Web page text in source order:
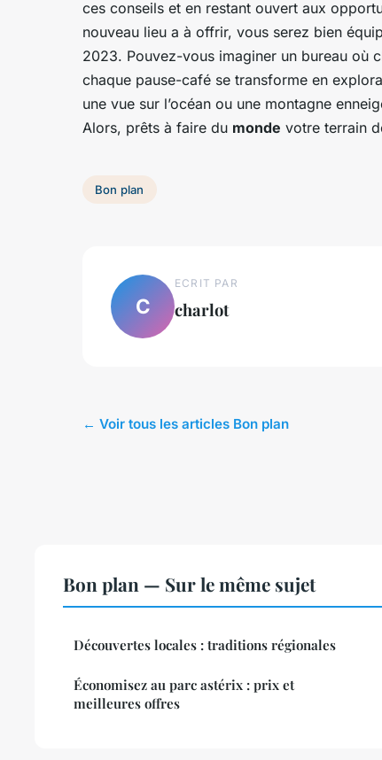
ces conseils et en restant ouvert aux
nouveau lieu a à offrir, vous serez bien
2023. Pouvez-vous imaginer un bureau où
chaque pause-café se transforme en
une vue sur l’océan ou une montagne
Alors, prêts à faire du monde votre terrain
Bon plan
C
ECRIT PAR
charlot
← Voir tous les articles Bon plan
Bon plan — Sur le même sujet
Découvertes locales : traditions régionales
Économisez au parc astérix : prix et
meilleures offres